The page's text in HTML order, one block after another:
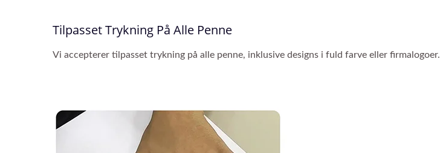
Tilpasset Trykning På Alle Penne
Vi accepterer tilpasset trykning på alle penne, inklusive designs i fuld farve eller firmalogoer.